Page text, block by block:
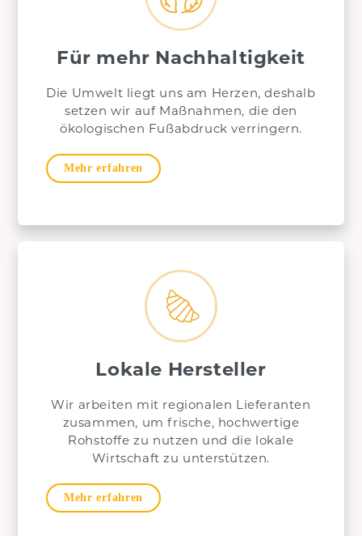
Für mehr Nachhaltigkeit
Die Umwelt liegt uns am Herzen, deshalb
setzen wir auf Maßnahmen, die den
ökologischen Fußabdruck verringern.
Mehr erfahren
Lokale Hersteller
Wir arbeiten mit regionalen Lieferanten
zusammen, um frische, hochwertige
Rohstoffe zu nutzen und die lokale
Wirtschaft zu unterstützen.
Mehr erfahren